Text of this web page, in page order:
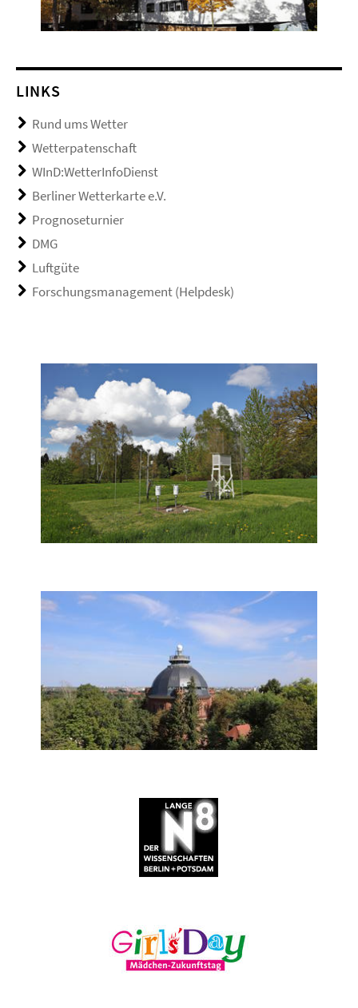
LINKS
Rund ums Wetter
Wetterpatenschaft
WInD:WetterInfoDienst
Berliner Wetterkarte e.V.
Prognoseturnier
DMG
Luftgüte
Forschungsmanagement (Helpdesk)